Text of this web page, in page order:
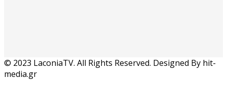
© 2023 LaconiaTV. All Rights Reserved. Designed By hit-
media.gr